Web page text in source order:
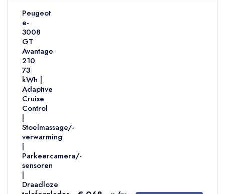
Peugeot
e-
3008
GT
Avantage
210
73
kWh |
Adaptive
Cruise
Control
|
Stoelmassage/-
verwarming
|
Parkeercamera/-
sensoren
|
Draadloze